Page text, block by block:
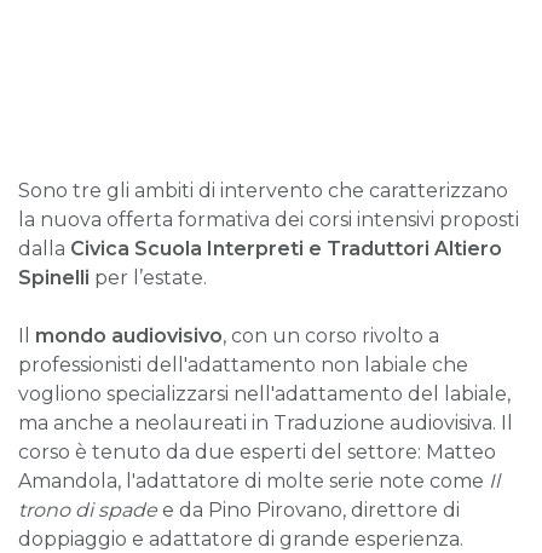
Sono tre gli ambiti di intervento che caratterizzano
la nuova offerta formativa dei corsi intensivi proposti
dalla Civica Scuola Interpreti e Traduttori Altiero
Spinelli per l’estate.
Il mondo audiovisivo, con un corso rivolto a
professionisti dell'adattamento non labiale che
vogliono specializzarsi nell'adattamento del labiale,
ma anche a neolaureati in Traduzione audiovisiva. Il
corso è tenuto da due esperti del settore: Matteo
Amandola, l'adattatore di molte serie note come Il
trono di spade e da Pino Pirovano, direttore di
doppiaggio e adattatore di grande esperienza.